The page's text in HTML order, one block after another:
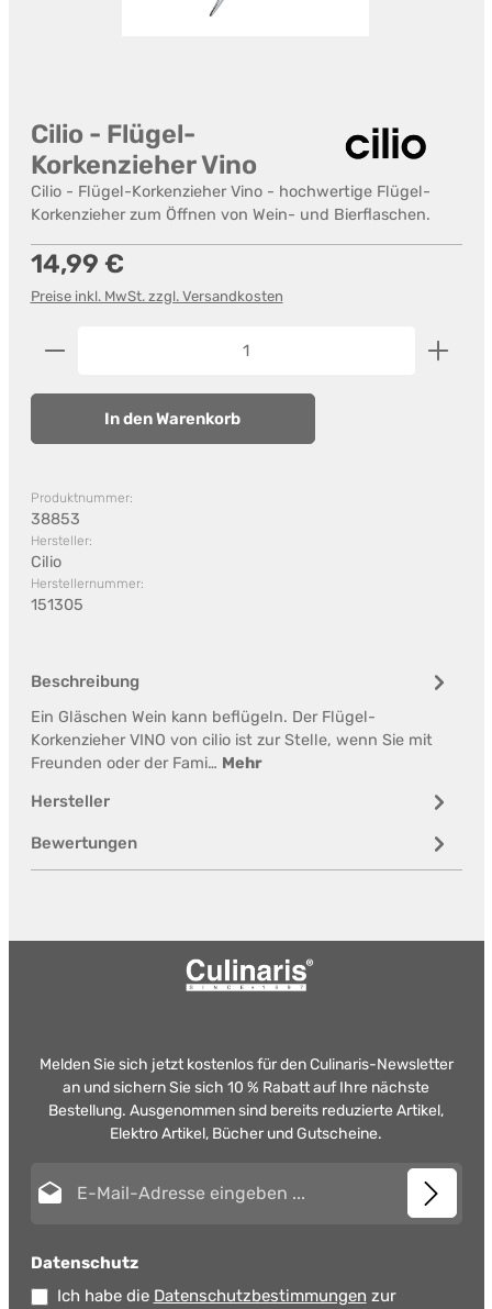
Cilio - Flügel-
Korkenzieher Vino
Cilio - Flügel-Korkenzieher Vino - hochwertige Flügel-
Korkenzieher zum Öffnen von Wein- und Bierflaschen.
Regulärer Preis:
14,99 €
Preise inkl. MwSt. zzgl. Versandkosten
Produkt Anzahl: Gib den gewünschten Wert ein
In den Warenkorb
Produktnummer:
38853
Hersteller:
Cilio
Herstellernummer:
151305
Beschreibung
Ein Gläschen Wein kann beflügeln. Der Flügel-
Korkenzieher VINO von cilio ist zur Stelle, wenn Sie mit
Freunden oder der Fami… Mehr
Hersteller
Bewertungen
Melden Sie sich jetzt kostenlos für den Culinaris-Newsletter
an und sichern Sie sich 10 % Rabatt auf Ihre nächste
Bestellung. Ausgenommen sind bereits reduzierte Artikel,
Elektro Artikel, Bücher und Gutscheine.
Datenschutz
Ich habe die Datenschutzbestimmungen zur